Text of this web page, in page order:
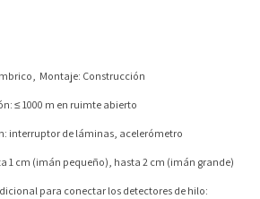
Montaje: Construcción
≤ 1000 m en ruimte abierto
interruptor de láminas, acelerómetro
1 cm (imán pequeño), hasta 2 cm (imán grande)
para conectar los detectores de hilo: